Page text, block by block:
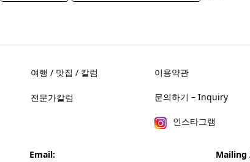
여행 / 맛집 / 칼럼
전문가칼럼
이용약관
문의하기 – Inquiry
인스타그램
Email:
Mailing